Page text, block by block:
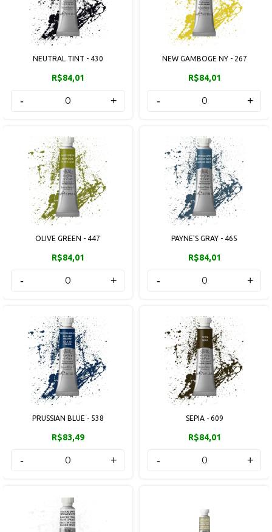
NEUTRAL TINT - 430
R$84,01
- +
NEW GAMBOGE NY - 267
R$84,01
- +
OLIVE GREEN - 447
R$84,01
- +
PAYNE'S GRAY - 465
R$84,01
- +
PRUSSIAN BLUE - 538
R$83,49
- +
SEPIA - 609
R$84,01
- +